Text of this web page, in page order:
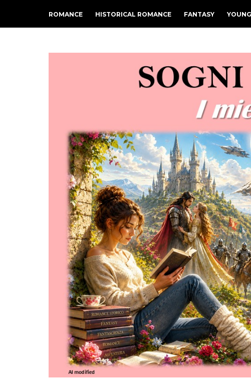
ROMANCE HISTORICAL ROMANCE FANTASY